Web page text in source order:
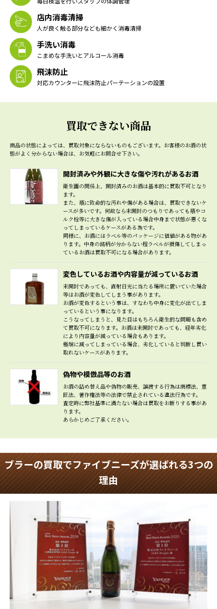
店内消毒清掃
人が良く触る部分なども細かく消毒清掃
手洗い消毒
こまめな手洗いとアルコール消毒
飛沫防止
対応カウンターに飛沫防止パーテーションの設置
買取できない商品
商品の状態によっては、買取対象にならないものもございます。 お客様のお酒の状
態がよく分からない場合は、お気軽にお問合せ下さい。
開封済みや外観に大きな傷や汚れがあるお酒
衛生面の関係上、開封済みのお酒は基本的に買取不可となり
ます。
また、瓶に致命的な汚れや傷がある場合は、買取できないケ
ースが多いです。何故なら未開封のつもりであっても瓶やコ
ルク栓等に大きな傷が入っている場合中身まで状態が悪くな
ってしまっているケースがある為です。
同様に、お酒にはラベル等のパッケージに価値がある物があ
ります。中身の銘柄が分からない程ラベルが損傷してしまっ
ているお酒は買取不可になる場合があります。
変色しているお酒や内容量が減っているお酒
未開封であっても、直射日光に当たる場所に置いていた場合
等はお酒が変色してしまう事があります。
お酒が変色するという事は、すなわち中身に変化が出てしま
っているという事になります。
こうなってしまうと、見た目はもちろん衛生的な問題も含め
て買取不可になります。お酒は未開封であっても、経年劣化
により内容量が減っている場合もあります。
極端に減ってしまっている場合、劣化していると判断し買い
取れないケースがあります。
偽物や模倣品等のお酒
お酒の詰め替え品や偽物の販売、譲渡する行為は商標法、意
匠法、著作権法等の法律で禁止されている違法行為です。
査定時に弊社基準に満たない場合は買取をお断りする事があ
ります。
あらかじめご了承ください。
ブラーの買取でファイブニーズが選ばれる3つの
理由